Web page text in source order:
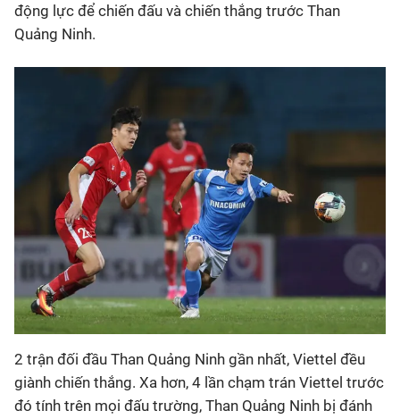
động lực để chiến đấu và chiến thắng trước Than
Quảng Ninh.
2 trận đối đầu Than Quảng Ninh gần nhất, Viettel đều
giành chiến thắng. Xa hơn, 4 lần chạm trán Viettel trước
đó tính trên mọi đấu trường, Than Quảng Ninh bị đánh